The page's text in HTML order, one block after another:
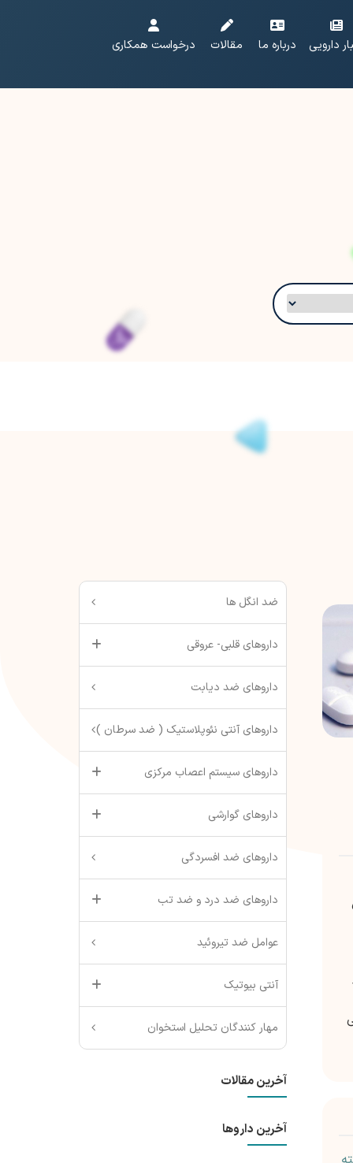
دارویی درباره ما مقالات درخواست همکاری
ضد انگل ها
داروهای قلبی- عروقی
داروهای ضد دیابت
داروهای آنتی نئوپلاستیک ( ضد سرطان )
داروهای سیستم اعصاب مرکزی
داروهای گوارشی
داروهای ضد افسردگی
داروهای ضد درد و ضد تب
عوامل ضد تیروئید
آنتی بیوتیک
مهار کنندگان تحلیل استخوان
آخرین مقالات
آخرین داروها